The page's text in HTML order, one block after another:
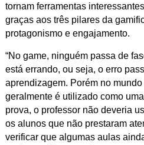
tornam ferramentas
graças aos três pilares da
protagonismo e engajamento.
“No game, ninguém passa de
está errando, ou seja, o erro
aprendizagem. Porém no
geralmente é utilizado como
prova, o professor não deveria
os alunos que não prestaram
verificar que algumas aulas